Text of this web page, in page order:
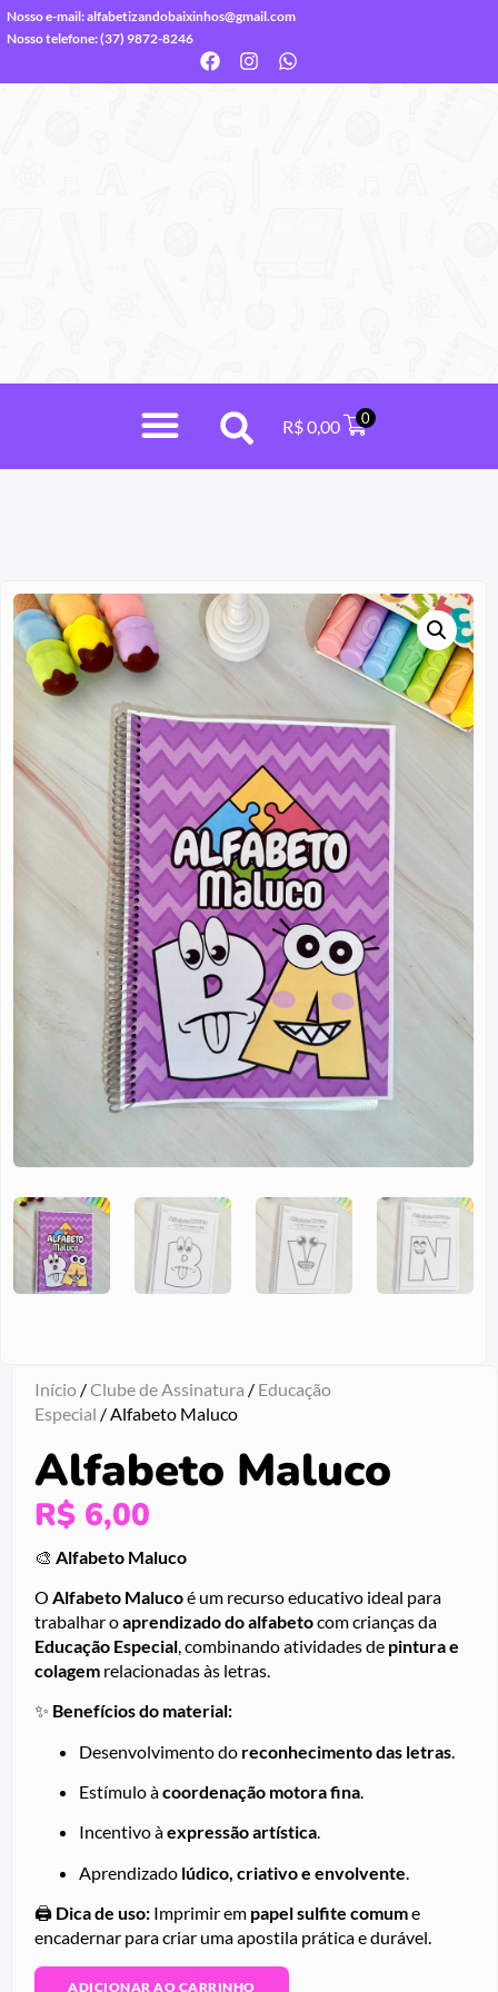
Nosso e-mail:alfabetizandobaixinhos@gmail.com
Nosso telefone: (37) 9872-8246
R$0,00 0
Início /Clube de Assinatura / Educação
Especial / Alfabeto Maluco
Alfabeto Maluco
R$ 6,00
🎨 Alfabeto Maluco
O Alfabeto Malucoé um recurso educativo ideal para
trabalhar oaprendizado do alfabetocom crianças da
Educação Especial, combinando atividades de pintura e
colagem relacionadas às letras.
✨ Benefícios do material:
Desenvolvimento do reconhecimento das letras
Estímulo àcoordenação motora fina.
Incentivo àexpressão artística.
Aprendizado lúdico, criativo e envolvente.
🖨️ Dica de uso: Imprimir em papel sulfite comume
encadernar para criar uma apostila prática e durável.
ADICIONAR AO CARRINHO